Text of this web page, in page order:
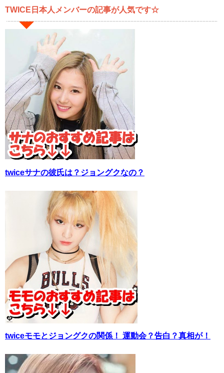
TWICE日本人メンバーの記事が人気です☆
twiceサナの彼氏は？ジョングクなの？
twiceモモとジョングクの関係！ 運動会？告白？真相が！